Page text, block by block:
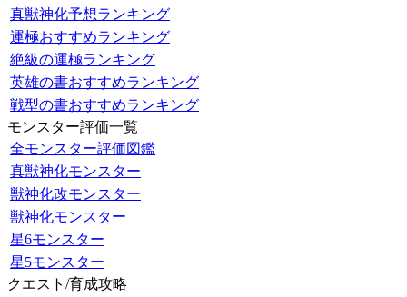
真獣神化予想ランキング
運極おすすめランキング
絶級の運極ランキング
英雄の書おすすめランキング
戦型の書おすすめランキング
モンスター評価一覧
全モンスター評価図鑑
真獣神化モンスター
獣神化改モンスター
獣神化モンスター
星6モンスター
星5モンスター
クエスト/育成攻略